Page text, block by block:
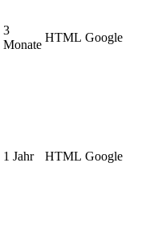
3
Monate
HTML Google
1 Jahr HTML Google